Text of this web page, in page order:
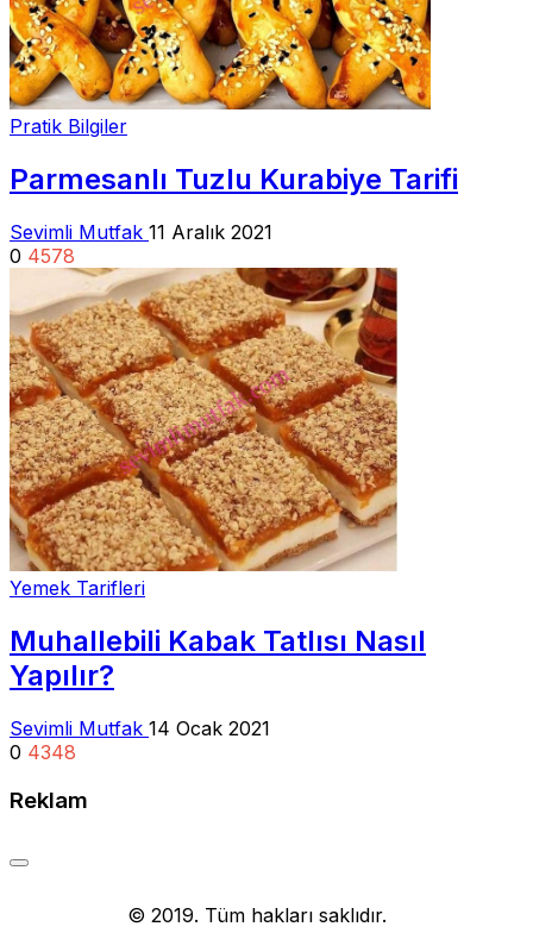
Pratik Bilgiler
Parmesanlı Tuzlu Kurabiye Tarifi
Sevimli Mutfak 11 Aralık 2021
0 4578
Yemek Tarifleri
Muhallebili Kabak Tatlısı Nasıl
Yapılır?
Sevimli Mutfak 14 Ocak 2021
0 4348
Reklam
© 2019. Tüm hakları saklıdır.